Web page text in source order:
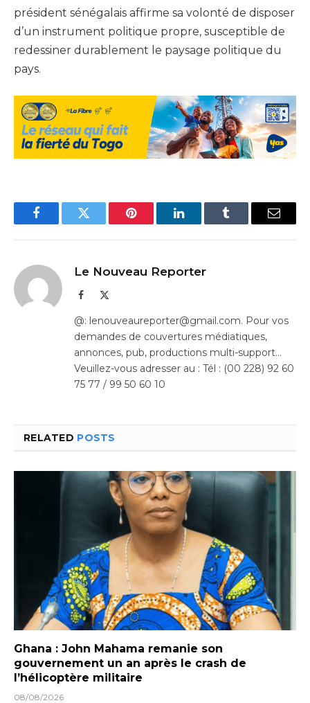
président sénégalais affirme sa volonté de disposer
d’un instrument politique propre, susceptible de
redessiner durablement le paysage politique du
pays.
FacebookTwitter Pinterest LinkedInTumblr Email
Le Nouveau Reporter
Facebook
@: lenouveaureporter@gmail.com. Pour vos
demandes de couvertures médiatiques,
annonces, pub, productions multi-support…
Veuillez-vous adresser au : Tél : (00 228) 92 60
75 77 / 99 50 60 10
RELATED POSTS
Ghana : John Mahama remanie son
gouvernement un an après le crash de
l’hélicoptère militaire
08/08/2026